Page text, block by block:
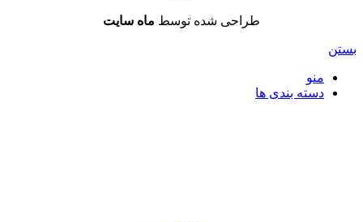
طراحی شده توسط ماه سایت
بستن
منو
دسته بندی ها